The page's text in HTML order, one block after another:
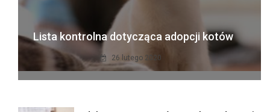
Lista kontrolna dotycząca adopcji kotów
26 lutego 2020